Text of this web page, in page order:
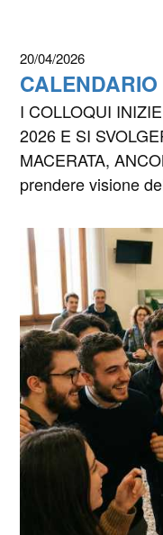
20/04/2026
I COLLOQUI
2026 E SI
MACERATA,
prendere visione